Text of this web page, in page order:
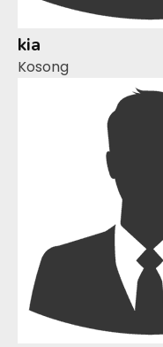
kia
Kosong